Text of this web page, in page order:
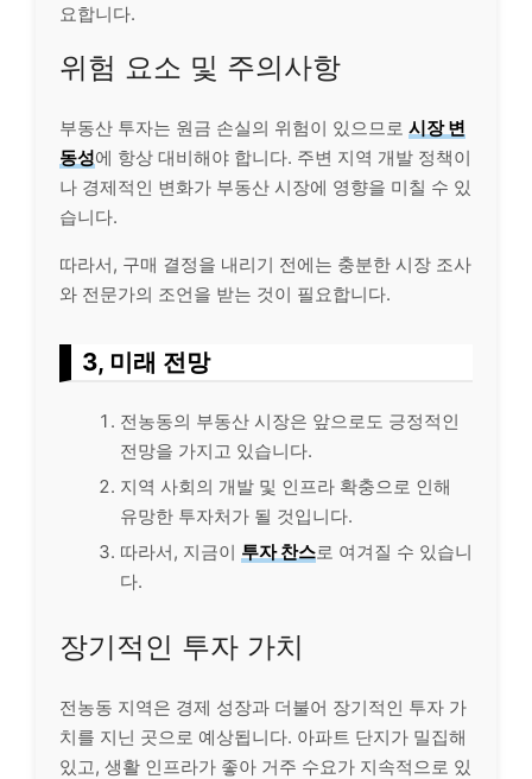
요합니다.
위험 요소 및 주의사항
부동산 투자는 원금 손실의 위험이 있으므로 시장 변
동성에 항상 대비해야 합니다. 주변 지역 개발 정책이
나 경제적인 변화가 부동산 시장에 영향을 미칠 수 있
습니다.
따라서, 구매 결정을 내리기 전에는 충분한 시장 조사
와 전문가의 조언을 받는 것이 필요합니다.
3, 미래 전망
전농동의 부동산 시장은 앞으로도 긍정적인
전망을 가지고 있습니다.
지역 사회의 개발 및 인프라 확충으로 인해
유망한 투자처가 될 것입니다.
따라서, 지금이 투자 찬스로 여겨질 수 있습니
다.
장기적인 투자 가치
전농동 지역은 경제 성장과 더불어 장기적인 투자 가
치를 지닌 곳으로 예상됩니다. 아파트 단지가 밀집해
있고, 생활 인프라가 좋아 거주 수요가 지속적으로 있